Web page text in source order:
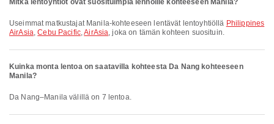
Mitkä lentoyhtiöt ovat suosituimpia lennoille kohteeseen Manila?
Useimmat matkustajat Manila-kohteeseen lentävät lentoyhtiöllä Philippines
AirAsia,Cebu Pacific,AirAsia, joka on tämän kohteen suosituin.
Kuinka monta lentoa on saatavilla kohteesta Da Nang kohteeseen
Manila?
Da Nang–Manila välillä on 7 lentoa.